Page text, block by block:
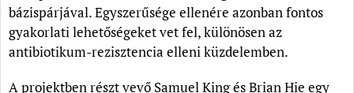
bázispárjával. Egyszerűsége ellenére azonban fontos
gyakorlati lehetőségeket vet fel, különösen az
antibiotikum-rezisztencia elleni küzdelemben.
A projektben részt vevő Samuel King és Brian Hie egy